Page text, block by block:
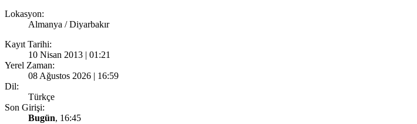
Lokasyon:
Almanya / Diyarbakır
Kayıt Tarihi:
10 Nisan 2013 | 01:21
Yerel Zaman:
08 Ağustos 2026 | 16:59
Dil:
Türkçe
Son Girişi:
Bugün, 16:45